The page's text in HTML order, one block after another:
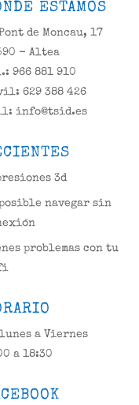
ESTAMOS
de Moncau, 17
- Altea
966 881 910
629 388 426
info@tsid.es
3d
posible navegar sin
problemas con tu
lunes a Viernes
a 18:30